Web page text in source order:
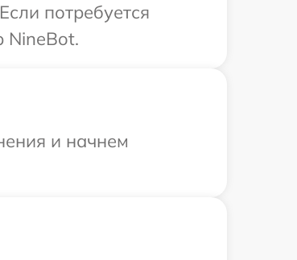
потребуется
NineBot.
и начнем